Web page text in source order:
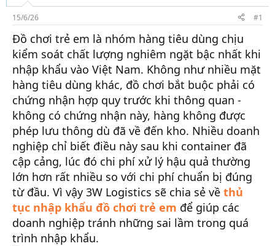
s
t
a
r
t
e
r
i
15/6/26 #1
Đồ chơi trẻ em là nhóm hàng tiêu dùng chịu
kiểm soát chất lượng nghiêm ngặt bậc nhất khi
nhập khẩu vào Việt Nam. Không như nhiều mặt
hàng tiêu dùng khác, đồ chơi bắt buộc phải có
chứng nhận hợp quy trước khi thông quan -
không có chứng nhận này, hàng không được
phép lưu thông dù đã về đến kho. Nhiều doanh
nghiệp chỉ biết điều này sau khi container đã
cập cảng, lúc đó chi phí xử lý hậu quả thường
lớn hơn rất nhiều so với chi phí chuẩn bị đúng
từ đầu. Vì vậy 3W Logistics sẽ chia sẻ về thủ
tục nhập khẩu đồ chơi trẻ em để giúp các
doanh nghiệp tránh những sai lầm trong quá
trình nhập khẩu.